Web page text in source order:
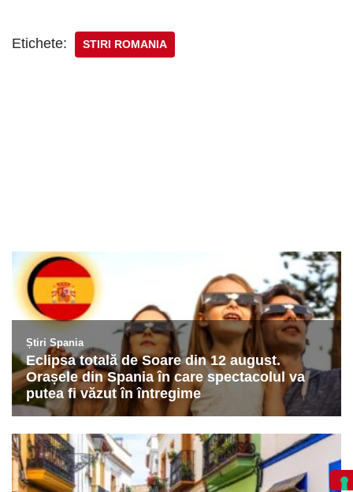
Etichete: STIRI ROMANIA